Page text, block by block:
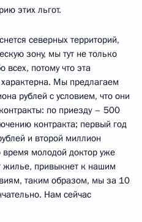
этих льгот.
северных территорий,
зону, мы тут не только
всех, потому что эта
Мы предлагаем
рублей с условием, что они
по приезду – 500
контракта; первый год
и второй миллион
время молодой доктор уже
жилье, привыкнет к нашим
таким образом, мы за 10
Нам сейчас